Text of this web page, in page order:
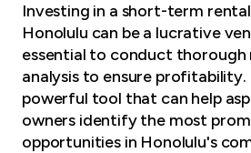
Investing in a short-term
Honolulu can be a lucrative
essential to conduct thorough
analysis to ensure profitability.
powerful tool that can help
owners identify the most
opportunities in Honolulu's